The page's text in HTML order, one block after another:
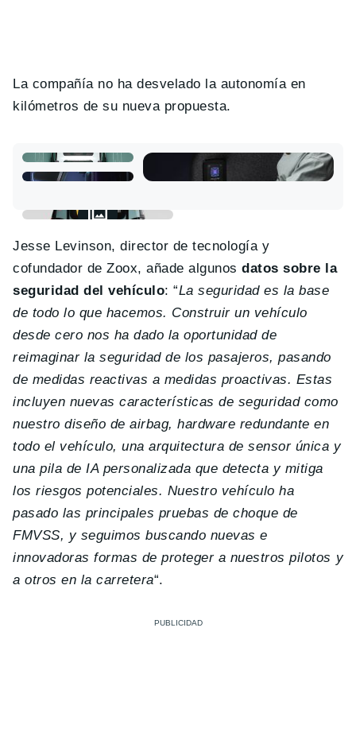
La compañía no ha desvelado la autonomía en
kilómetros de su nueva propuesta.
Jesse Levinson, director de tecnología y
cofundador de Zoox, añade algunosdatos sobre la
seguridad del vehículo: “La seguridad es la base
de todo lo que hacemos. Construir un vehículo
desde cero nos ha dado la oportunidad de
reimaginar la seguridad de los pasajeros, pasando
de medidas reactivas a medidas proactivas. Estas
incluyen nuevas características de seguridad como
nuestro diseño de airbag, hardware redundante en
todo el vehículo, una arquitectura de sensor única y
una pila de IA personalizada que detecta y mitiga
los riesgos potenciales. Nuestro vehículo ha
pasado las principales pruebas de choque de
FMVSS, y seguimos buscando nuevas e
innovadoras formas de proteger a nuestros pilotos y
a otros en la carretera“.